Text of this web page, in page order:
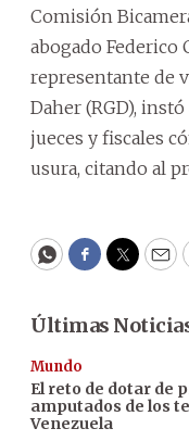
Comisión
abogado Federico
representante de
Daher (RGD),
jueces y fiscales
usura, citando al
WhatsApp
Facebook
Últimas
Mundo
El reto de dotar de
amputados de los
Venezuela